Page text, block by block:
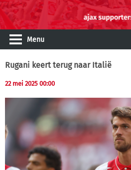
Menu
Rugani keert terug naar Italië
22 mei 2025 00:00